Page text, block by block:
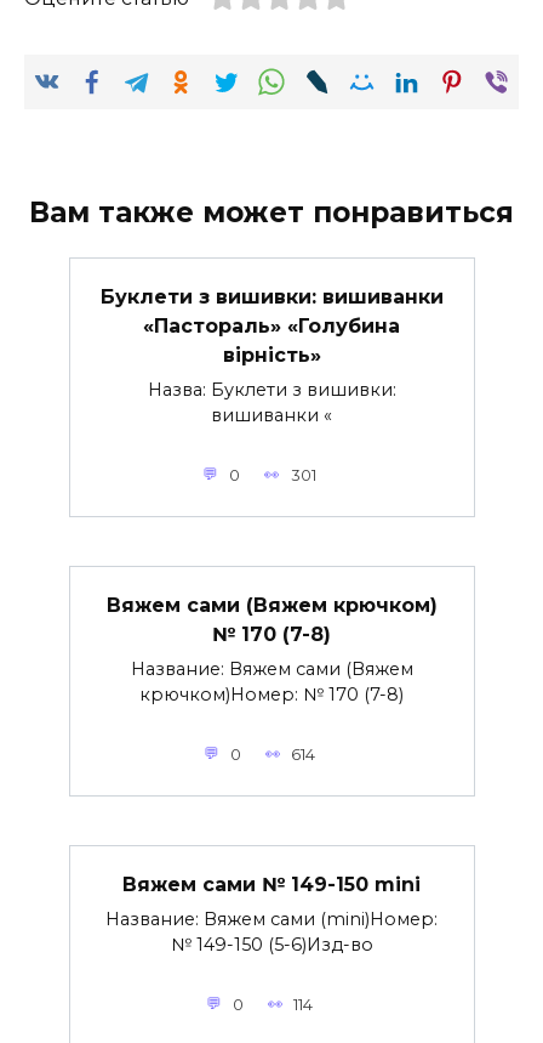
Вам также может понравиться
Буклети з вишивки: вишиванки
«Пастораль» «Голубина
вірність»
Назва: Буклети з вишивки:
вишиванки «
0 301
Вяжем сами (Вяжем крючком)
№ 170 (7-8)
Название: Вяжем сами (Вяжем
крючком)Номер: № 170 (7-8)
0 614
Вяжем сами № 149-150 mini
Название: Вяжем сами (mini)Номер:
№ 149-150 (5-6)Изд-во
0 114